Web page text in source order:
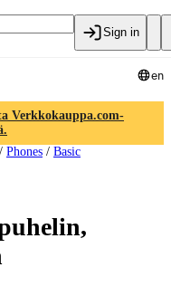
Sign in
en
Verkkokauppa.com-
/ Phones / Basic